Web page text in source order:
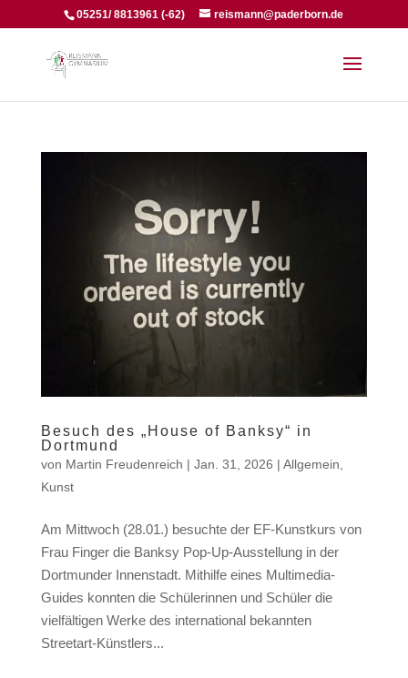
05251/ 8813961 (-62) reismann@paderborn.de
Besuch des „House of Banksy“ in
Dortmund
von Martin Freudenreich | Jan. 31, 2026 | Allgemein
Kunst
Am Mittwoch (28.01.) besuchte der EF-Kunstkurs von
Frau Finger die Banksy Pop-Up-Ausstellung in der
Dortmunder Innenstadt. Mithilfe eines Multimedia-
Guides konnten die Schülerinnen und Schüler die
vielfältigen Werke des international bekannten
Streetart-Künstlers...